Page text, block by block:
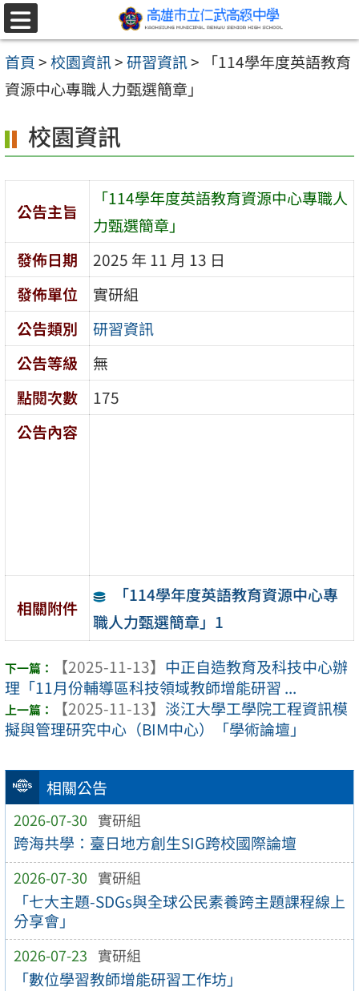
跳至主要內容區
選
單
首頁>校園資訊>研習資訊>
「114學年度英語教育
資源中心專職人力甄選簡章」
相關公告
2026-07-30 實研組
跨海共學：臺日地方創生SIG跨校國際論壇
2026-07-30 實研組
「七大主題-SDGs與全球公民素養跨主題課程線上
分享會」
2026-07-23 實研組
「數位學習教師增能研習工作坊」
校園資訊
公告主旨
「114學年度英語教育資源中心專職人
力甄選簡章」
發佈日期
2025 年 11 月 13 日
發佈單位
實研組
公告類別
研習資訊
公告等級
無
點閱次數
175
公告內容
相關附件
「114學年度英語教育資源中心專
職人力甄選簡章」1
【2025-11-13】 中正自造教育及科技中心辦
理「11月份輔導區科技領域教師增能研習 ...
【2025-11-13】 淡江大學工學院工程資訊模
擬與管理研究中心（BIM中心）「學術論壇」